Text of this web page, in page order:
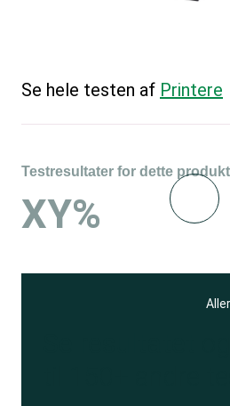
Se hele testen af Printere
Testresultater for dette produkt
XY%